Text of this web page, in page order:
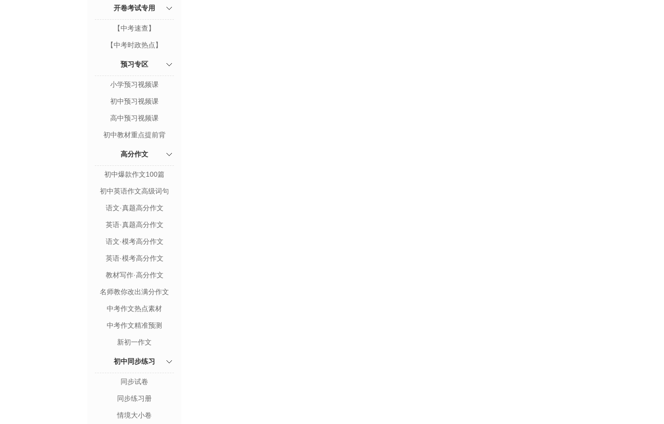
开卷考试专用
【中考速查】
【中考时政热点】
预习专区
小学预习视频课
初中预习视频课
高中预习视频课
初中教材重点提前背
高分作文
初中爆款作文100篇
初中英语作文高级词句
语文·真题高分作文
英语·真题高分作文
语文·模考高分作文
英语·模考高分作文
教材写作·高分作文
名师教你改出满分作文
中考作文热点素材
中考作文精准预测
新初一作文
初中同步练习
同步试卷
同步练习册
情境大小卷